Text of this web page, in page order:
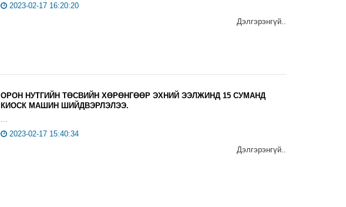
2023-02-17 16:20:20
Дэлгэрэнгүй..
ОРОН НУТГИЙН ТӨСВИЙН ХӨРӨНГӨӨР ЭХНИЙ ЭЭЛЖИНД 15 СУМАНД
КИОСК МАШИН ШИЙДВЭРЛЭЛЭЭ.
2023-02-17 15:40:34
Дэлгэрэнгүй..